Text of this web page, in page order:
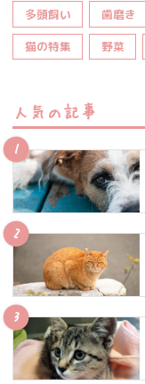
多頭飼い 歯磨き
猫の特集 野菜
人気の記事